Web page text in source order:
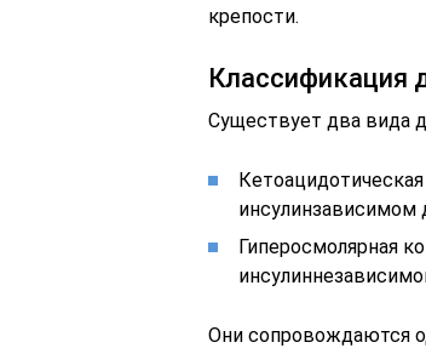
крепости.
Классификация
Существует два вида
инсулинзависимом
Гиперосмолярная
Они сопровождаются